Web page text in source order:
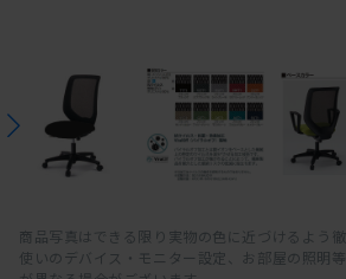
商品写真はできる限り実物の色に近づけるよう
使いのデバイス・モニター設定、お部屋の照明